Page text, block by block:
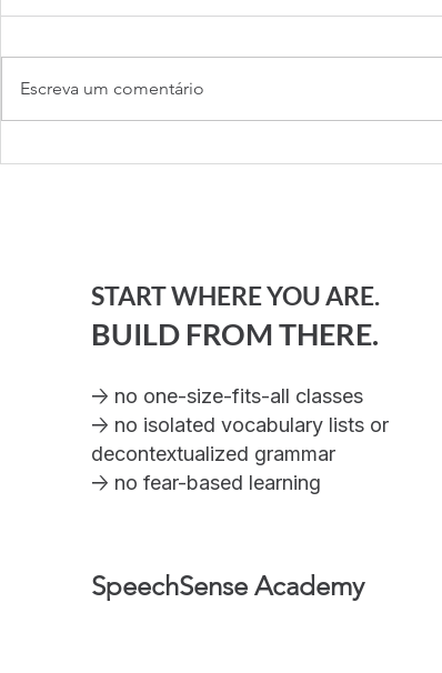
Escreva um comentário
START WHERE YOU ARE.
BUILD FROM THERE.
→ no one-size-fits-all classes
→ no isolated vocabulary lists or
decontextualized grammar
→ no fear-based learning
SpeechSense Academy